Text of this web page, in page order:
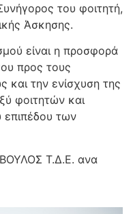
του φοιτητή,
Άσκησης.
είναι η προσφορά
προς τους
και την ενίσχυση της
φοιτητών και
επιπέδου των
Τ.Δ.Ε. ανα